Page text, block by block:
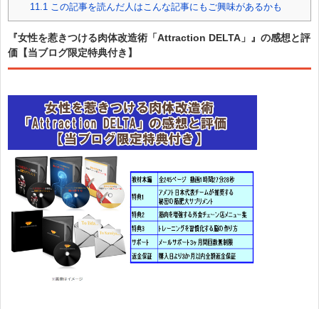
11.1
この記事を読んだ人はこんな記事にもご興味があるかも
『女性を惹きつける肉体改造術「Attraction DELTA」』の感想と評
価【当ブログ限定特典付き】